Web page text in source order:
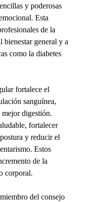
y poderosas
Esta
de la
general y a
como la diabetes
fortalece el
sanguínea,
digestión.
fortalecer
y reducir el
Estos
de la
corporal.
del consejo